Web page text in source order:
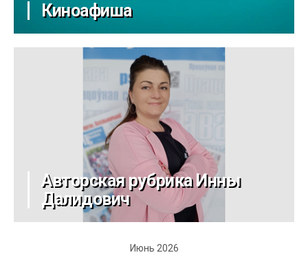
Киноафиша
Авторская рубрика Инны
Далидович
Июнь 2026